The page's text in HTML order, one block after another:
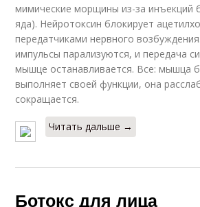
мимические морщины из-за инъекций
яда). Нейротоксин блокирует
передатчиками нервного
импульсы парализуются, и передача
мышце останавливается. Все: мышца
выполняет своей функции, она
сокращается.
Читать дальше →
Ботокс для лица